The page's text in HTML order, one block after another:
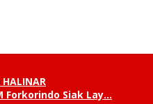
Forkorindo Siak Lay…